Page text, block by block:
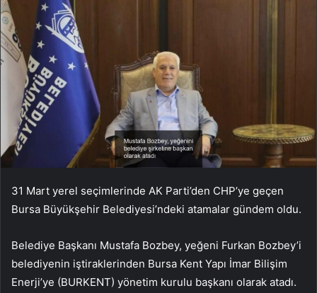
31 Mart yerel seçimlerinde AK Parti’den CHP’ye geçen
Bursa Büyükşehir Belediyesi’ndeki atamalar gündem oldu.
Belediye Başkanı Mustafa Bozbey, yeğeni Furkan Bozbey’i
belediyenin iştiraklerinden Bursa Kent Yapı İmar Bilişim
Enerji’ye (BURKENT) yönetim kurulu başkanı olarak atadı.